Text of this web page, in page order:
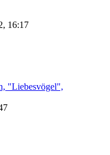
16:17
"Liebesvögel",